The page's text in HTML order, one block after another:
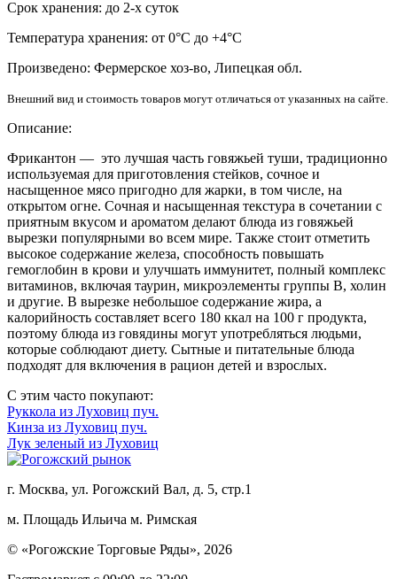
Срок хранения: до 2-х суток
Температура хранения: от 0°C до +4°C
Произведено: Фермерское хоз-во, Липецкая обл.
Внешний вид и стоимость товаров могут отличаться от указанных на сайте.
Описание:
Фрикантон — это лучшая часть говяжьей туши, традиционно
используемая для приготовления стейков, сочное и
насыщенное мясо пригодно для жарки, в том числе, на
открытом огне. Сочная и насыщенная текстура в сочетании с
приятным вкусом и ароматом делают блюда из говяжьей
вырезки популярными во всем мире. Также стоит отметить
высокое содержание железа, способность повышать
гемоглобин в крови и улучшать иммунитет, полный комплекс
витаминов, включая таурин, микроэлементы группы B, холин
и другие. В вырезке небольшое содержание жира, а
калорийность составляет всего 180 ккал на 100 г продукта,
поэтому блюда из говядины могут употребляться людьми,
которые соблюдают диету. Сытные и питательные блюда
подходят для включения в рацион детей и взрослых.
С этим часто покупают:
Руккола из Луховиц пуч.
Кинза из Луховиц пуч.
Лук зеленый из Луховиц
г. Москва, ул. Рогожский Вал, д. 5, стр.1
м. Площадь Ильича м. Римская
© «Рогожские Торговые Ряды», 2026